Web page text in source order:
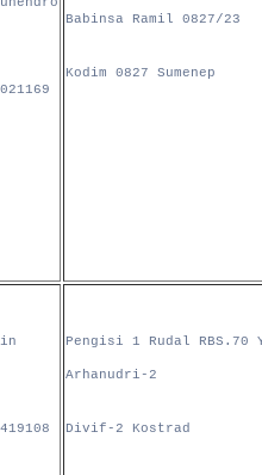
Babinsa Ramil 0827/23
Kodim 0827 Sumenep
Pengisi 1 Rudal RBS.70
Arhanudri-2
Divif-2 Kostrad